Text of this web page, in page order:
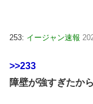
253: イージャン速報
>>233
障壁が強すぎたか